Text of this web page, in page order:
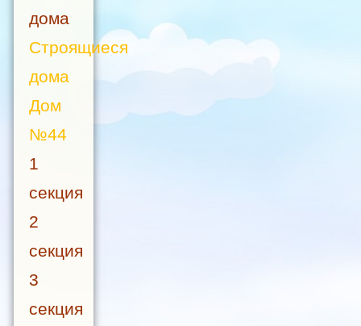
дома
Строящиеся
дома
Дом
№44
1
секция
2
секция
3
секция